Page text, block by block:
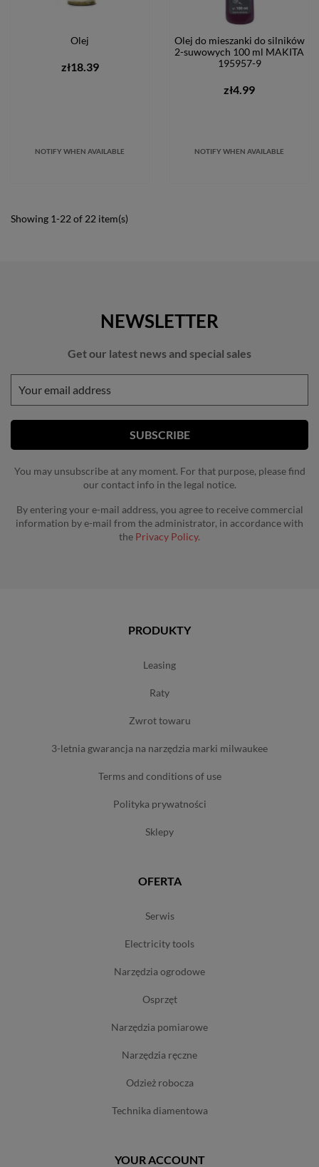
Olej
zł18.39
NOTIFY WHEN AVAILABLE
Olej do mieszanki do silników
2-suwowych 100 ml MAKITA
195957-9
zł4.99
NOTIFY WHEN AVAILABLE
Showing 1-22 of 22 item(s)
NEWSLETTER
Get our latest news and special sales
You may unsubscribe at any moment. For that purpose, please find
our contact info in the legal notice.
By entering your e-mail address, you agree to receive commercial
information by e-mail from the administrator, in accordance with
the Privacy Policy.
PRODUKTY
leasing
raty
zwrot towaru
3-letnia gwarancja na narzędzia marki milwaukee
terms and conditions of use
polityka prywatności
sklepy
OFERTA
serwis
electricity tools
narzędzia ogrodowe
osprzęt
narzędzia pomiarowe
narzędzia ręczne
odzież robocza
technika diamentowa
YOUR ACCOUNT